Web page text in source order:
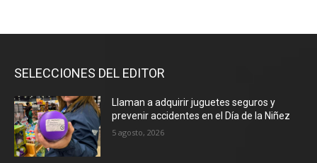
SELECCIONES DEL EDITOR
Llaman a adquirir juguetes seguros y
prevenir accidentes en el Día de la Niñez
5 agosto, 2026